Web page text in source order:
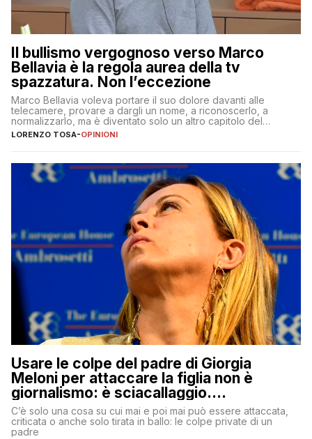
Il bullismo vergognoso verso Marco
Bellavia è la regola aurea della tv
spazzatura. Non l’eccezione
Marco Bellavia voleva portare il suo dolore davanti alle
telecamere, provare a dargli un nome, a riconoscerlo, a
normalizzarlo, ma è diventato solo un altro capitolo del
copione
LORENZO TOSA-OPINIONI
Usare le colpe del padre di Giorgia
Meloni per attaccare la figlia non è
giornalismo: è sciacallaggio.
Dimostriamo di essere diversi
C’è solo una cosa su cui mai e poi mai può essere attaccata,
criticata o anche solo tirata in ballo: le colpe private di un
padre